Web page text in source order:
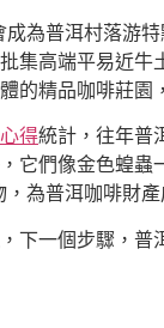
成為普洱村落游
批集高端平易近牛
的精品咖啡莊園
得統計，往年普
它們像金色蝗蟲
，為普洱咖啡財
下一個步驟，普